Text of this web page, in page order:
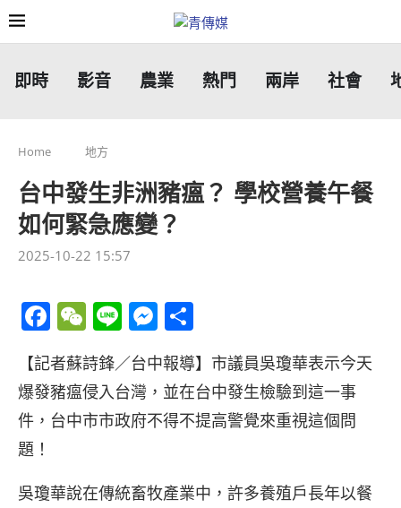
即時 影音 農業 熱門 兩岸 社會
Home 地方
台中發生非洲豬瘟？ 學校營養午餐
如何緊急應變？
2025-10-22 15:57
Facebook
WeChat
LineMessenger
享
【記者蘇詩鋒／台中報導】市議員吳瓊華表示今天
爆發豬瘟侵入台灣，並在台中發生檢驗到這一事
件，台中市市政府不得不提高警覺來重視這個問
題！
吳瓊華說在傳統畜牧產業中，許多養殖戶長年以餐